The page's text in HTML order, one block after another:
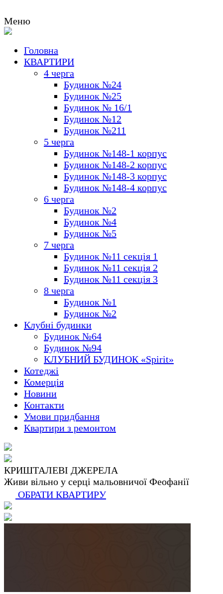
Меню
Головна
КВАРТИРИ
4 черга
Будинок №24
Будинок №25
Будинок № 16/1
Будинок №12
Будинок №211
5 черга
Будинок №148-1 корпус
Будинок №148-2 корпус
Будинок №148-3 корпус
Будинок №148-4 корпус
6 черга
Будинок №2
Будинок №4
Будинок №5
7 черга
Будинок №11 секція 1
Будинок №11 секція 2
Будинок №11 секція 3
8 черга
Будинок №1
Будинок №2
Клубні будинки
Будинок №64
Будинок №94
КЛУБНИЙ БУДИНОК «Spirit»
Котеджі
Комерція
Новини
Контакти
Умови придбання
Квартири з ремонтом
КРИШТАЛЕВІ ДЖЕРЕЛА
Живи вільно у серці мальовничої Феофанії
ОБРАТИ КВАРТИРУ